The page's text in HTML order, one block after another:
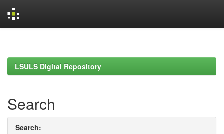
LSULS Digital Repository
Search
Search: